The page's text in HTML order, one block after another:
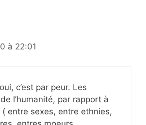
à 22:01
c’est par peur. Les
l’humanité, par rapport à
entre sexes, entre ethnies,